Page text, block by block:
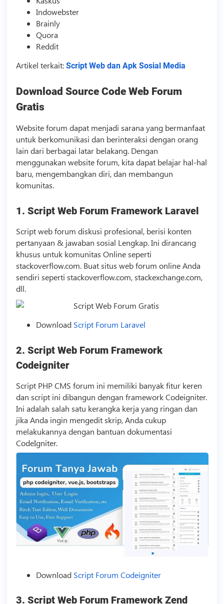
Indowebster
Brainly
Quora
Reddit
Artikel terkait: Script Web dan Apk Sosial Media
Download Source CodeWeb Forum
Gratis
Website forum dapat menjadi sarana yang bermanfaat
untuk berkomunikasi dan berinteraksi dengan orang
lain dari berbagai latar belakang. Dengan
menggunakan website forum, kita dapat belajar hal-hal
baru, mengembangkan diri, dan membangun
komunitas.
1. ScriptWeb Forum Framework Laravel
Scriptweb forum diskusi profesional, berisi konten
pertanyaan & jawaban sosial Lengkap. Ini dirancang
khusus untuk komunitas Online seperti
stackoverflow.com. Buat situs web forum online Anda
sendiri seperti stackoverflow.com, stackexchange.com,
dll.
Download Script Forum Laravel
2. ScriptWeb Forum Framework
Codeigniter
ScriptPHP CMS forum ini memiliki banyak fitur keren
dan scriptini dibangun dengan framework Codeigniter.
Ini adalah salah satu kerangka kerja yang ringan dan
jika Anda ingin mengedit skrip, Anda cukup
melakukannya dengan bantuan dokumentasi
CodeIgniter.
Download Script Forum Codeigniter
3. ScriptWeb Forum Framework Zend